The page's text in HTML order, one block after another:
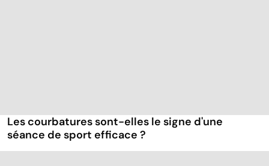
Les courbatures sont-elles le signe d'une
séance de sport efficace ?